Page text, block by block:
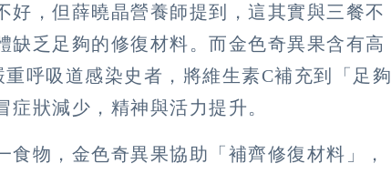
好，但薛曉晶營養師提到，這其實與三餐不
缺乏足夠的修復材料。而金色奇異果含有高
呼吸道感染史者，將維生素C補充到「足夠
狀減少，精神與活力提升。
物，金色奇異果協助「補齊修復材料」，